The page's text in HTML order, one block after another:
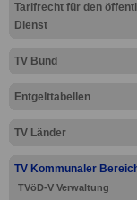
Tarifrecht für den
Dienst
TV Bund
Entgelttabellen
TV Länder
TV Kommunaler
TVöD-V Verwaltung